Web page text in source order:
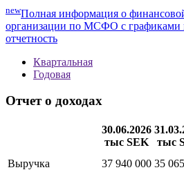
newПолная информация о
организации по МСФО с графиками
отчетность
Квартальная
Годовая
Отчет о доходах
30.06.2026
тыс SEK
тыс
Выручка
37 940 000 35